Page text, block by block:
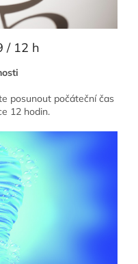
/ 12 h
posunout počáteční čas
12 hodin.